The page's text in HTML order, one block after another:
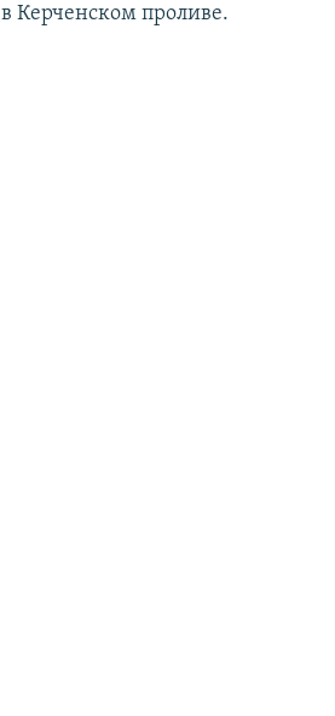
Керченском проливе.